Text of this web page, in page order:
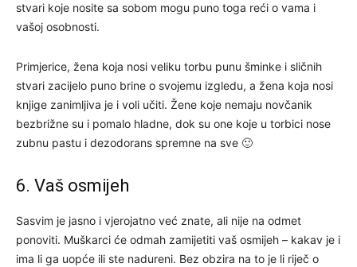
stvari koje nosite sa sobom mogu puno toga reći o vama i
vašoj osobnosti.
Primjerice, žena koja nosi veliku torbu punu šminke i sličnih
stvari zacijelo puno brine o svojemu izgledu, a žena koja nosi
knjige zanimljiva je i voli učiti. Žene koje nemaju novčanik
bezbrižne su i pomalo hladne, dok su one koje u torbici nose
zubnu pastu i dezodorans spremne na sve 🙂
6. Vaš osmijeh
Sasvim je jasno i vjerojatno već znate, ali nije na odmet
ponoviti. Muškarci će odmah zamijetiti vaš osmijeh – kakav je i
ima li ga uopće ili ste nadureni. Bez obzira na to je li riječ o